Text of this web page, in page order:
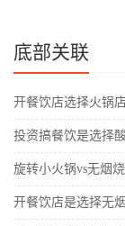
底部关联
开餐饮店选择火锅
投资搞餐饮是选择
旋转小火锅vs无烟
开餐饮店是选择无